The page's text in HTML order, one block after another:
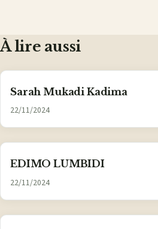
À lire aussi
Sarah Mukadi Kadima
22/11/2024
EDIMO LUMBIDI
22/11/2024